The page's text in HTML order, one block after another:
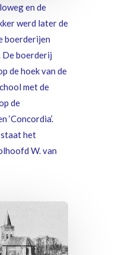
en de
werd later de
boerderijen
De boerderij
de hoek van de
met de
de
het
W. van